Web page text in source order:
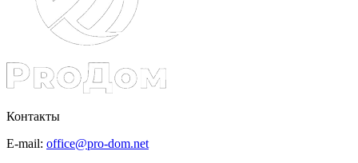
Контакты
E-mail: office@pro-dom.net